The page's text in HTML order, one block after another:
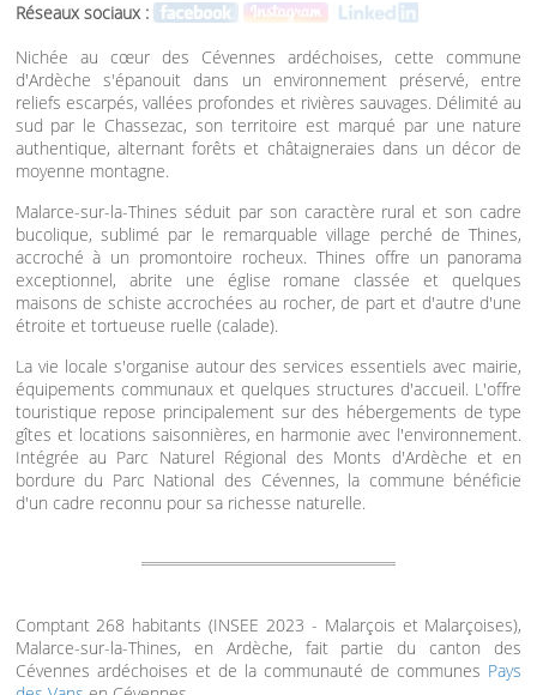
Réseaux sociaux :
Nichée au cœur des Cévennes ardéchoises, cette commune
d'Ardèche s'épanouit dans un environnement préservé, entre
reliefs escarpés, vallées profondes et rivières sauvages. Délimité au
sud par le Chassezac, son territoire est marqué par une nature
authentique, alternant forêts et châtaigneraies dans un décor de
moyenne montagne.
Malarce-sur-la-Thines séduit par son caractère rural et son cadre
bucolique, sublimé par le remarquable village perché de Thines,
accroché à un promontoire rocheux. Thines offre un panorama
exceptionnel, abrite une église romane classée et quelques
maisons de schiste accrochées au rocher, de part et d'autre d'une
étroite et tortueuse ruelle (calade).
La vie locale s'organise autour des services essentiels avec mairie,
équipements communaux et quelques structures d'accueil. L'offre
touristique repose principalement sur des hébergements de type
gîtes et locations saisonnières, en harmonie avec l'environnement.
Intégrée au Parc Naturel Régional des Monts d'Ardèche et en
bordure du Parc National des Cévennes, la commune bénéficie
d'un cadre reconnu pour sa richesse naturelle.
Comptant 268 habitants (INSEE 2023 - Malarçois et Malarçoises),
Malarce-sur-la-Thines, en Ardèche, fait partie du canton des
Cévennes ardéchoises et de la communauté de communes Pays